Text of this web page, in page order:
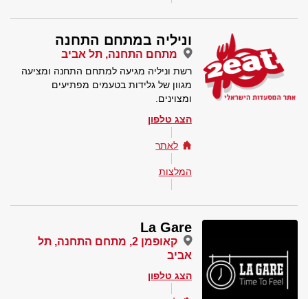
וניליה במתחם התחנה
מתחם התחנה, תל אביב
רשת וניליה מגיעה למתחם התחנה ומציעה
מגוון של גלידות בטעמים מפתיעים
ומצוינים.
הצג טלפון
לאתר
המלצות
La Gare
קאופמן 2, מתחם התחנה, תל
אביב
הצג טלפון